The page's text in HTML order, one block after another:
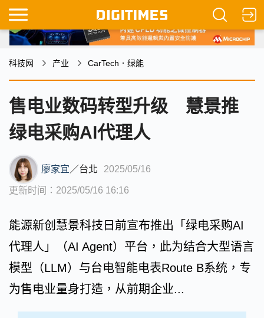
科技网 产业 CarTech．绿能
售电业数码转型升级 慧景推
绿电采购AI代理人
廖家宜／台北 2025/05/16
更新时间：2025/05/16 16:16
能源新创慧景科技日前宣布推出「绿电采购AI
代理人」（AI Agent）平台，此为结合大型语言
模型（LLM）与台电智能电表Route B系统，专
为售电业量身打造，从前期企业...